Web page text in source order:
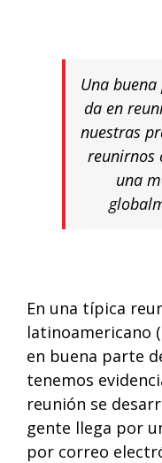
Una
da en
nuestras
reunirnos
una
En una típica
latinoamericano
en buena parte
tenemos
reunión se
gente llega por
por correo